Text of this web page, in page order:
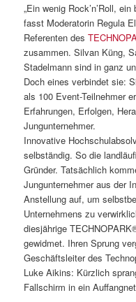
„Ein wenig Rock’n’Roll,
fasst Moderatorin Regula
Referenten des
zusammen. Silvan Küng,
Stadelmann sind in ganz
Doch eines verbindet sie:
als 100 Event-Teilnehmer
Erfahrungen, Erfolgen,
Jungunternehmer.
Innovative
selbständig. So die
Gründer. Tatsächlich
Jungunternehmer aus der
Anstellung auf, um
Unternehmens zu
diesjährige
gewidmet. Ihren Sprung
Geschäftsleiter des
Luke Aikins: Kürzlich
Fallschirm in ein